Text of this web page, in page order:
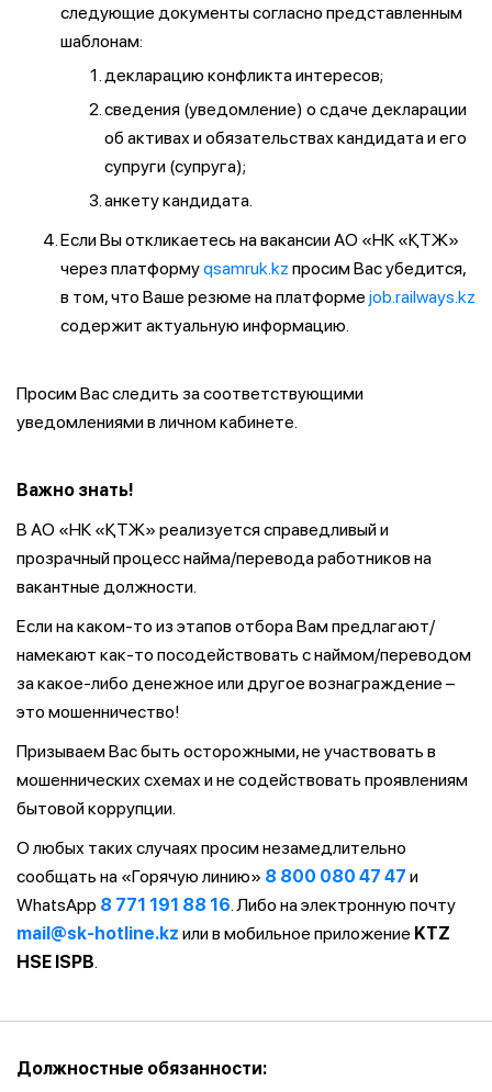
следующие документы согласно представленным
шаблонам:
декларацию конфликта интересов;
сведения (уведомление) о сдаче декларации
об активах и обязательствах кандидата и его
супруги (супруга);
анкету кандидата.
Если Вы откликаетесь на вакансии АО «НК «ҚТЖ»
через платформуqsamruk.kz просим Вас убедится,
в том, что Ваше резюме на платформе job.railways.kz
содержит актуальную информацию.
Просим Вас следить за соответствующими
уведомлениями в личном кабинете.
Важно знать!
В АО «НК «ҚТЖ» реализуется справедливый и
прозрачный процесс найма/перевода работников на
вакантные должности.
Если на каком-то из этапов отбора Вам предлагают/
намекают как-то посодействовать с наймом/переводом
за какое-либо денежное или другое вознаграждение –
это мошенничество!
Призываем Вас быть осторожными, не участвовать в
мошеннических схемах и не содействовать проявлениям
бытовой коррупции.
О любых таких случаях просим незамедлительно
сообщать на «Горячую линию» 8 800 080 47 47 и
WhatsApp 8 771 191 88 16. Либо на электронную почту
mail@sk-hotline.kz или в мобильное приложение KTZ
HSE ISPB.
Должностные обязанности: